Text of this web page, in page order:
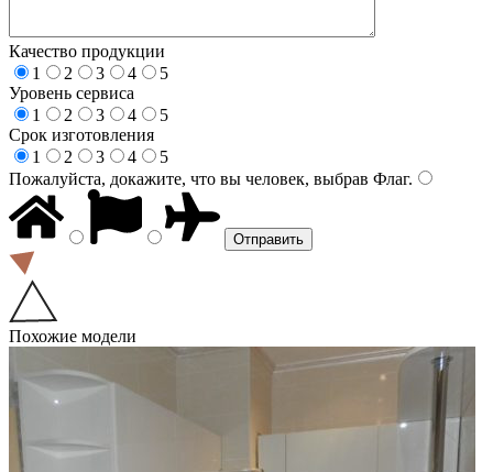
Качество продукции
1
2 3 4
5
Уровень сервиса
1
2 3 4
5
Срок изготовления
1
2 3 4
5
Пожалуйста, докажите, что вы человек, выбрав Флаг.
Похожие модели